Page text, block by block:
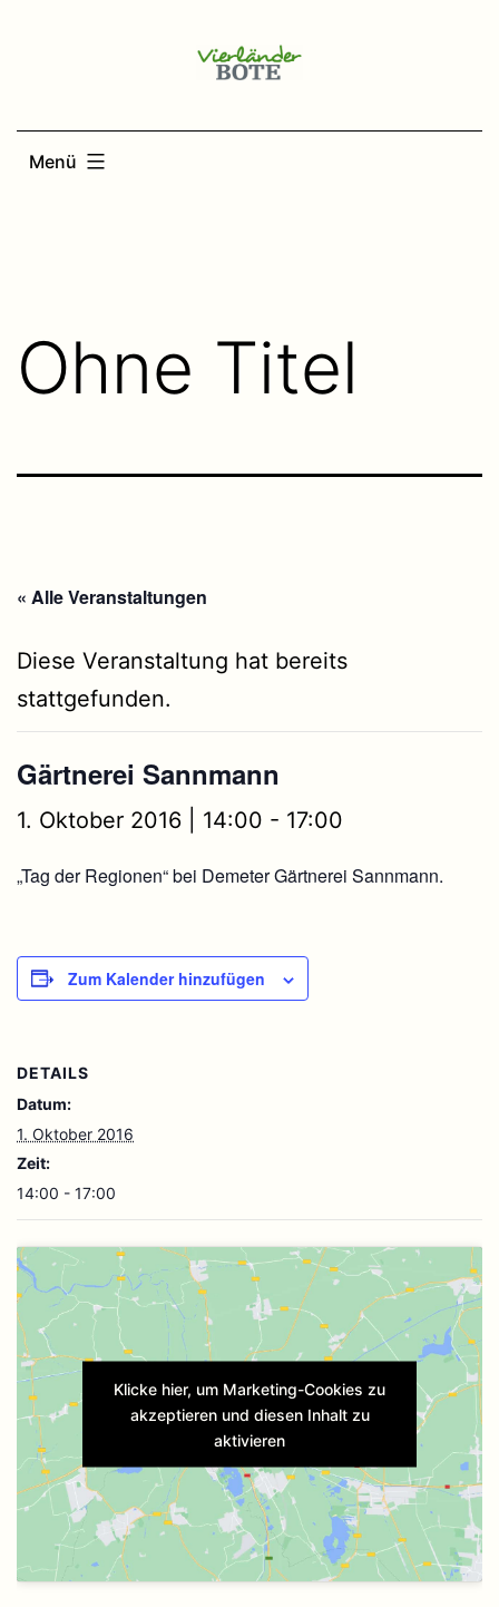
Menü
Ohne Titel
« Alle Veranstaltungen
Diese Veranstaltung hat bereits
stattgefunden.
Gärtnerei Sannmann
1. Oktober 2016 | 14:00 - 17:00
„Tag der Regionen“ bei Demeter Gärtnerei Sannmann.
Zum Kalender hinzufügen
DETAILS
Datum:
1. Oktober 2016
Zeit:
14:00 - 17:00
Klicke hier, um Marketing-Cookies zu
akzeptieren und diesen Inhalt zu
aktivieren